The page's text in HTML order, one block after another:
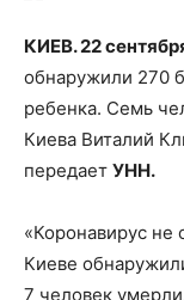
КИЕВ. 22
обнаружили 270
ребенка. Семь
Киева Виталий
передает УНН.
«Коронавирус не
Киеве
7 человек